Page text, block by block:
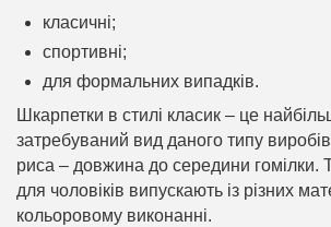
класичні;
спортивні;
для формальних випадків.
Шкарпетки в стилі класик – це
затребуваний вид даного типу
риса – довжина до середини гомілки.
для чоловіків випускають із різних
кольоровому виконанні.